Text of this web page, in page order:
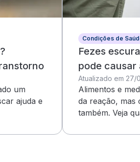
um
ajuda e
Condições de
Fezes
pode
Atualizado em 27/
Alimentos e
da reação, mas
também. Veja